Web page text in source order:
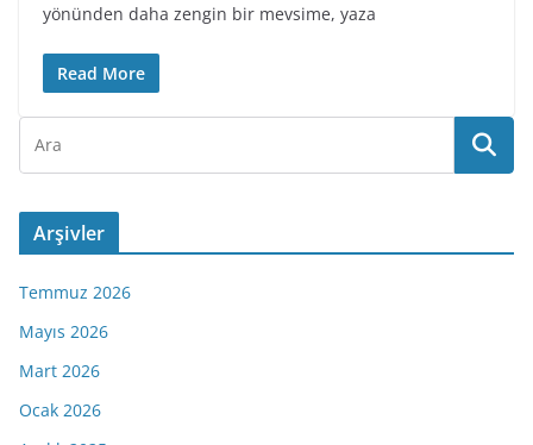
yönünden daha zengin bir mevsime, yaza
Read More
Arşivler
Temmuz 2026
Mayıs 2026
Mart 2026
Ocak 2026